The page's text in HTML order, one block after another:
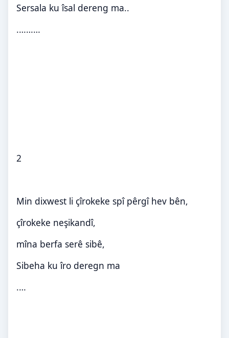
Sersala ku îsal dereng ma..
……….
2
Min dixwest li çîrokeke spî pêrgî hev bên,
çîrokeke neşikandî,
mîna berfa serê sibê,
Sibeha ku îro deregn ma
….